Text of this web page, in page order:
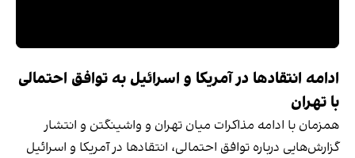
ادامه انتقادها در آمریکا و اسرائیل به توافق احتمالی
با تهران
همزمان با ادامه مذاکرات میان تهران و واشینگتن و انتشار
گزارش‌هایی درباره توافق احتمالی، انتقادها در آمریکا و اسرائیل